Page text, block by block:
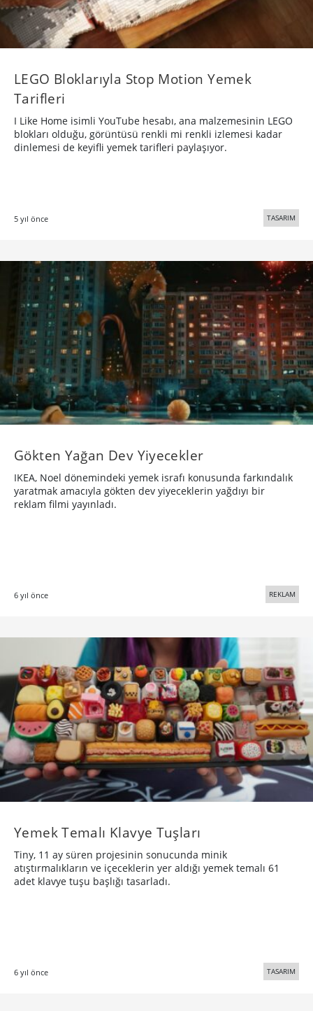
LEGO Bloklarıyla Stop Motion Yemek
Tarifleri
I Like Home isimli YouTube hesabı, ana malzemesinin LEGO
blokları olduğu, görüntüsü renkli mi renkli izlemesi kadar
dinlemesi de keyifli yemek tarifleri paylaşıyor.
5 yıl önce TASARIM
Gökten Yağan Dev Yiyecekler
IKEA, Noel dönemindeki yemek israfı konusunda farkındalık
yaratmak amacıyla gökten dev yiyeceklerin yağdıyı bir
reklam filmi yayınladı.
6 yıl önce REKLAM
Yemek Temalı Klavye Tuşları
Tiny, 11 ay süren projesinin sonucunda minik
atıştırmalıkların ve içeceklerin yer aldığı yemek temalı 61
adet klavye tuşu başlığı tasarladı.
6 yıl önce TASARIM